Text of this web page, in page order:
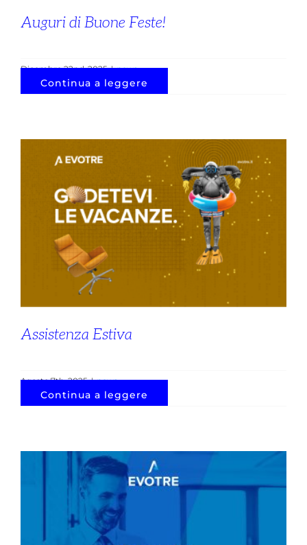
Auguri di Buone Feste!
Dicembre 22nd, 2025 | news
Continua a leggere
Assistenza Estiva
Agosto 7th, 2025 | news
Continua a leggere